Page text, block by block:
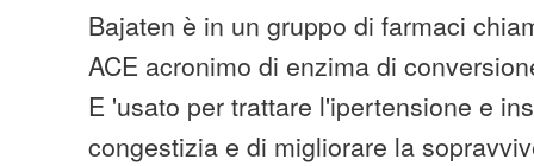
Bajaten è in un gruppo di farmaci
ACE acronimo di enzima di
E 'usato per trattare l'ipertensione e
congestizia e di migliorare la